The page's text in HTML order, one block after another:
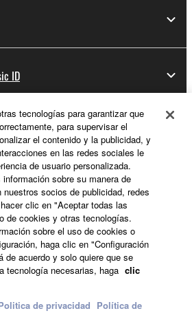
ID
tecnologías para garantizar que
para supervisar el
el contenido y la publicidad, y
en las redes sociales le
de usuario personalizada.
sobre su manera de
socios de publicidad, redes
clic en "Aceptar todas las
de cookies y otras tecnologías.
sobre el uso de cookies o
haga clic en "Configuración
de acuerdo y solo quiere que se
tecnología necesarias, haga clic
de privacidad Política de